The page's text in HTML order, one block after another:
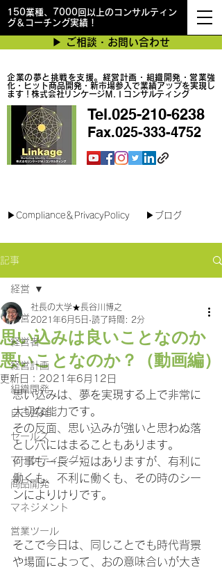
150業種、7000回以上のコンサルティン
グ＆コーチング実績！
企業の夢と挑戦を支援。経営計画・組織開発・営業強
化・ヒット商品開発・新市場参入で業績アップを実現し
ます！株式会社リンケージＭ.Ｉコンサルティング
▶︎ ご相談・お問い合わせ
Tel.025-210-6238
Fax.025-333-4752
▶︎Compliance＆PrivacyPolicy ▶︎ブログ
記事
経営
経営者
経営計画
組織開発
自己啓発
セールス
マーケティング
商品開発
マネジメント
営業ツール
経営
思い込みは良いことなのか
悪いことなのか？（動画編）
社長の大学★長谷川博之
2021年6月5日 読了時間: 2分
更新日： 2021年6月12日
思い込みは、夢を実現する上で非常に
大切な能力です。
その反面、思い込みが強いと思わぬ落
とし穴にはまることもあります。
何事も一長一短はありますが、有利に
働くも、不利に働くも、その時のシー
ンによりけりです。
そこで今日は、同じことでも時代背景
や場面によって、おの意味合いが大き